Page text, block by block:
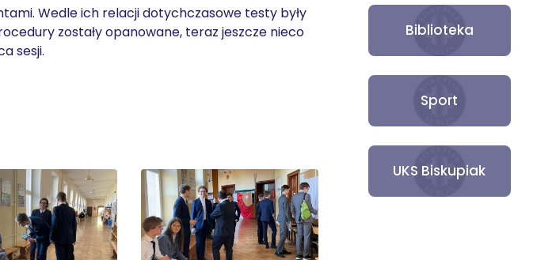
Wedle ich relacji dotychczasowe testy były
zostały opanowane, teraz jeszcze nieco
sesji.
Biblioteka
Sport
UKS Biskupiak